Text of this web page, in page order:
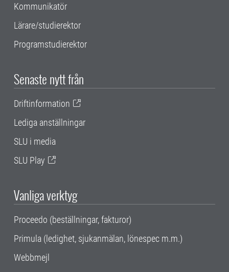
Kommunikatör
Lärare/studierektor
Programstudierektor
Senaste nytt från
Driftinformation
Lediga anställningar
SLU i media
SLU Play
Vanliga verktyg
Proceedo (beställningar, fakturor)
Primula (ledighet, sjukanmälan, lönespec m.m.)
Webbmejl